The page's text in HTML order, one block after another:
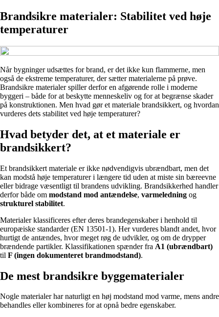
Brandsikre materialer: Stabilitet ved høje
temperaturer
Når bygninger udsættes for brand, er det ikke kun flammerne, men
også de ekstreme temperaturer, der sætter materialerne på prøve.
Brandsikre materialer spiller derfor en afgørende rolle i moderne
byggeri – både for at beskytte menneskeliv og for at begrænse skader
på konstruktionen. Men hvad gør et materiale brandsikkert, og hvordan
vurderes dets stabilitet ved høje temperaturer?
Hvad betyder det, at et materiale er
brandsikkert?
Et brandsikkert materiale er ikke nødvendigvis ubrændbart, men det
kan modstå høje temperaturer i længere tid uden at miste sin bæreevne
eller bidrage væsentligt til brandens udvikling. Brandsikkerhed handler
derfor både om modstand mod antændelse, varmeledning og
strukturel stabilitet.
Materialer klassificeres efter deres brandegenskaber i henhold til
europæiske standarder (EN 13501-1). Her vurderes blandt andet, hvor
hurtigt de antændes, hvor meget røg de udvikler, og om de drypper
brændende partikler. Klassifikationen spænder fra A1 (ubrændbart)
til F (ingen dokumenteret brandmodstand).
De mest brandsikre byggematerialer
Nogle materialer har naturligt en høj modstand mod varme, mens andre
behandles eller kombineres for at opnå bedre egenskaber.